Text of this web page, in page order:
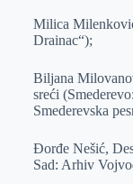
Milica
Drainac“);
Biljana
sreći
Smederevska
Đorđe Nešić,
Sad: Arhiv